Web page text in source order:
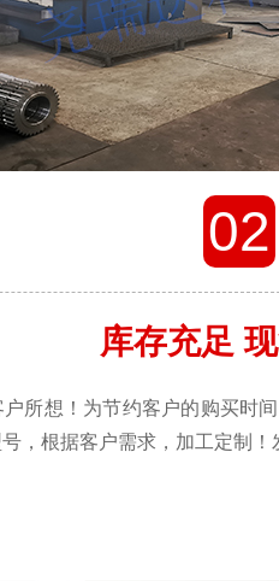
02
库存充足
所想！为节约客户的购买时
，根据客户需求，加工定制！